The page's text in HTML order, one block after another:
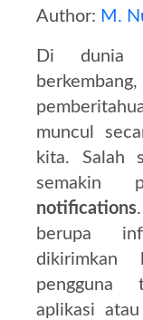
Author: M.
Di dunia
muncul
kita. Salah
semakin
notifications
berupa
dikirimkan
pengguna
aplikasi